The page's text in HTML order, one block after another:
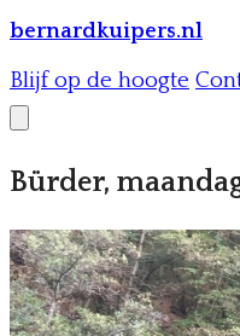
bernardkuipers.nl
Blijf op de hoogte
Bürder,